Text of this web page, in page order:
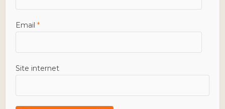
Email*
Site internet